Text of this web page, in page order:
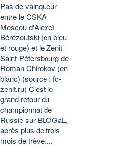
Pas de vainqueur
entre le CSKA
Moscou d'Alexeï
Bérézoutski (en bleu
et rouge) et le Zenit
Saint-Pétersbourg de
Roman Chirokov (en
blanc) (source : fc-
zenit.ru) C'est le
grand retour du
championnat de
Russie sur BLOGaL,
après plus de trois
mois de trêve....